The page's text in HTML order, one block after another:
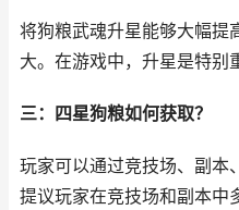
将狗粮武魂升星能够大幅提
大。在游戏中，升星是特别
三：四星狗粮如何获取？
玩家可以通过竞技场、副本
提议玩家在竞技场和副本中